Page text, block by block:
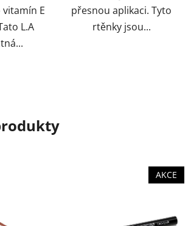
E
L.A
přesnou aplikaci. Tyto
rtěnky jsou...
AKCE